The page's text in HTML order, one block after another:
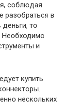
соблюдая
разобраться в
то
Необходимо
и
купить
нескольких